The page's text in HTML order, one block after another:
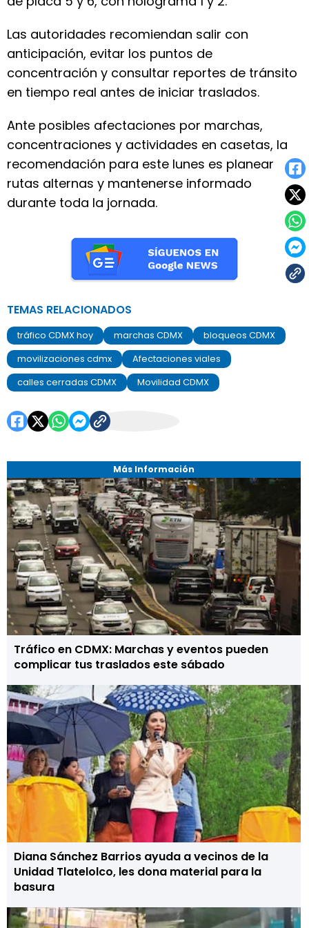
Más Información
Tráfico en CDMX: Marchas y eventos pueden
complicar tus traslados este sábado
Diana Sánchez Barrios ayuda a vecinos de la
Unidad Tlatelolco, les dona material para la
basura
Las autoridades recomiendan salir con
anticipación, evitar los puntos de
concentración y consultar reportes de tránsito
en tiempo real antes de iniciar traslados.
Ante posibles afectaciones por marchas,
concentraciones y actividades en casetas, la
recomendación para este lunes es planear
rutas alternas y mantenerse informado
durante toda la jornada.
TEMAS RELACIONADOS
tráfico CDMX hoy marchas CDMX
bloqueos CDMX
movilizaciones cdmx
Afectaciones viales
calles cerradas CDMX
Movilidad CDMX